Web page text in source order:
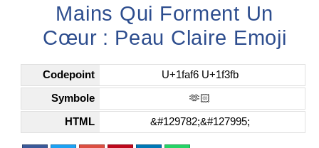
Mains Qui Forment Un
Cœur : Peau Claire Emoji
Codepoint U+1faf6 U+1f3fb
Symbole 🫶🏻
HTML &#129782;&#127995;